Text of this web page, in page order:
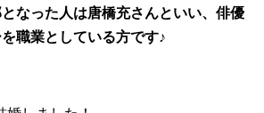
なった人は唐橋充さんといい、俳優
職業としている方です♪